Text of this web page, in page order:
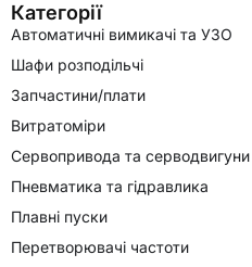
Категорії
Автоматичні вимикачі та УЗО
Шафи розподільчі
Запчастини/плати
Витратоміри
Сервопривода та серводвигуни
Пневматика та гідравлика
Плавні пуски
Перетворювачі частоти